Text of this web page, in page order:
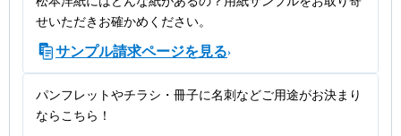
せいただきお確かめください。
サンプル請求ページを見る›
パンフレットやチラシ・冊子に名刺などご用途がお決まり
ならこちら！